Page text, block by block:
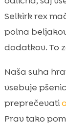
Selkirk rex
polna
dodatkov. To
Naša suha
vsebuje
preprečevati
Prav tako